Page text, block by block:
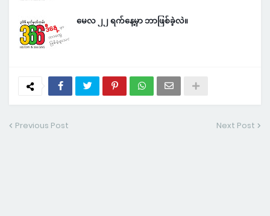
မေလ ၂၂ ရက်နေ့မှာ ဘာဖြစ်ခဲ့လဲ။
Previous Post Next Post